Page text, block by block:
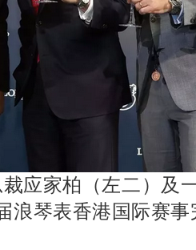
应家柏（左二）及
浪琴表香港国际赛